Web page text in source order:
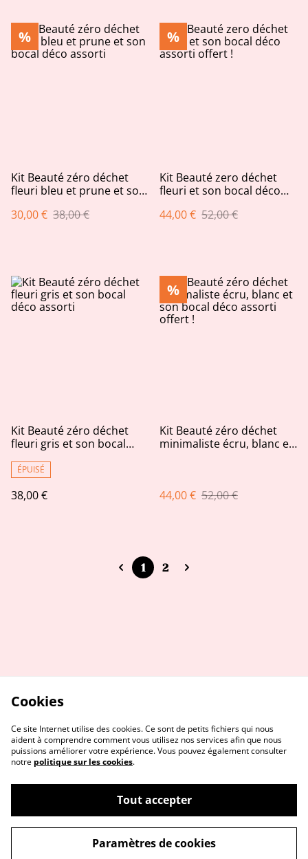
%
Kit Beauté zéro déchet
fleuri bleu et prune et son
30,00 € 38,00 €
%
Kit Beauté zero déchet
fleuri et son bocal déco
44,00 € 52,00 €
Kit Beauté zéro déchet
fleuri gris et son bocal
ÉPUISÉ
38,00 €
%
Kit Beauté zéro déchet
minimaliste écru, blanc et
44,00 € 52,00 €
1 2
Me contacter Service réparation
Cookies
Ce site Internet utilise des cookies. Ce sont de petits fichiers qui nous
aident à comprendre comment vous utilisez nos services afin que nous
puissions améliorer votre expérience. Vous pouvez également consulter
notre politique sur les cookies.
Tout accepter
Paramètres de cookies